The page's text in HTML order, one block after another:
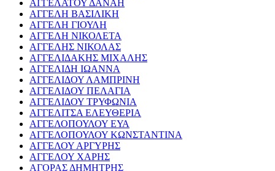
ΑΓΓΕΛΑΤΟΥ ΔΑΝΑΗ
ΑΓΓΕΛΗ ΒΑΣΙΛΙΚΗ
ΑΓΓΕΛΗ ΓΙΟΥΛΗ
ΑΓΓΕΛΗ ΝΙΚΟΛΕΤΑ
ΑΓΓΕΛΗΣ ΝΙΚΟΛΑΣ
ΑΓΓΕΛΙΔΑΚΗΣ ΜΙΧΑΛΗΣ
ΑΓΓΕΛΙΔΗ ΙΩΑΝΝΑ
ΑΓΓΕΛΙΔΟΥ ΛΑΜΠΡΙΝΗ
ΑΓΓΕΛΙΔΟΥ ΠΕΛΑΓΙΑ
ΑΓΓΕΛΙΔΟΥ ΤΡΥΦΩΝΙΑ
ΑΓΓΕΛΙΤΣΑ ΕΛΕΥΘΕΡΙΑ
ΑΓΓΕΛΟΠΟΥΛΟΥ ΕΥΑ
ΑΓΓΕΛΟΠΟΥΛΟΥ ΚΩΝΣΤΑΝΤΙΝΑ
ΑΓΓΕΛΟΥ ΑΡΓΥΡΗΣ
ΑΓΓΕΛΟΥ ΧΑΡΗΣ
ΑΓΟΡΑΣ ΔΗΜΗΤΡΗΣ